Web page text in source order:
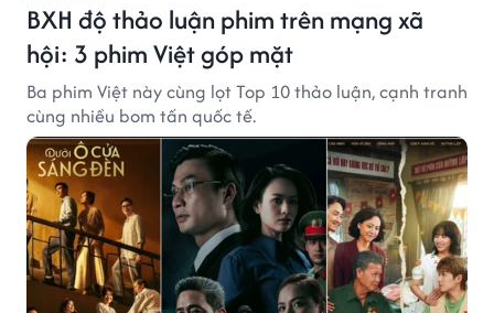
BXH độ thảo luận phim trên mạng xã
hội: 3 phim Việt góp mặt
Ba phim Việt này cùng lọt Top 10 thảo luận, cạnh tranh
cùng nhiều bom tấn quốc tế.